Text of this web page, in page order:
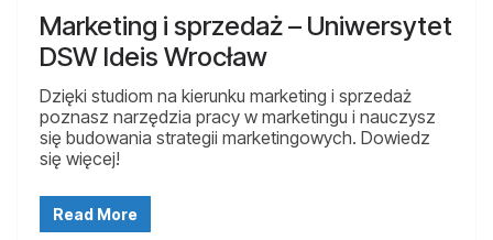
Marketing i sprzedaż – Uniwersytet
DSW Ideis Wrocław
Dzięki studiom na kierunku marketing i sprzedaż
poznasz narzędzia pracy w marketingu i nauczysz
się budowania strategii marketingowych. Dowiedz
się więcej!
Read More